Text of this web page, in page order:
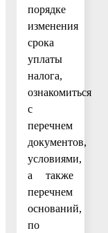
порядке
изменения
срока
уплаты
налога,
ознакомиться
с
перечнем
документов,
условиями,
а также
перечнем
оснований,
по